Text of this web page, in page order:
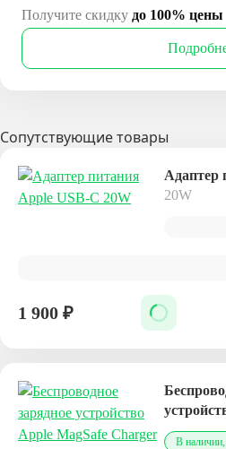
Получите скидку до 100% цены
Сопутствующие товары
Адаптер
20W
1 900 ₽
В